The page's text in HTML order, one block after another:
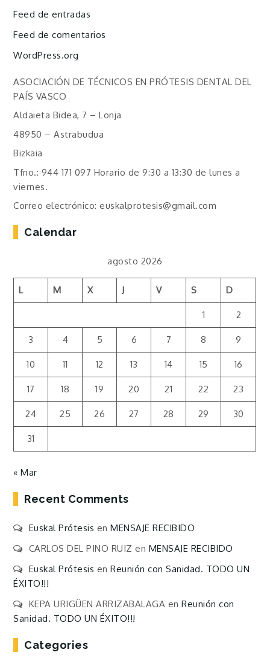
Feed de entradas
Feed de comentarios
WordPress.org
ASOCIACIÓN DE TÉCNICOS EN PRÓTESIS DENTAL DEL
PAÍS VASCO
Aldaieta Bidea, 7 – Lonja
48950 – Astrabudua
Bizkaia
Tfno.: 944 171 097 Horario de 9:30 a 13:30 de lunes a
viernes.
Correo electrónico: euskalprotesis@gmail.com
Calendar
agosto 2026
L M X J V S D
1 2
3 4 5 6 7 8 9
10 11 12 13 14 15 16
17 18 19 20 21 22 23
24 25 26 27 28 29 30
31
« Mar
Recent Comments
Euskal Prótesis enMENSAJE RECIBIDO
CARLOS DEL PINO RUIZ en MENSAJE RECIBIDO
Euskal Prótesis enReunión con Sanidad. TODO UN
ÉXITO!!!
KEPA URIGÜEN ARRIZABALAGA enReunión con
Sanidad. TODO UN ÉXITO!!!
Categories